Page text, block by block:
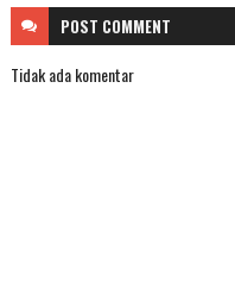
POST COMMENT
Tidak ada komentar